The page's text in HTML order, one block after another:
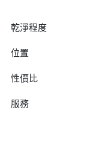
乾淨程度
位置
性價比
服務